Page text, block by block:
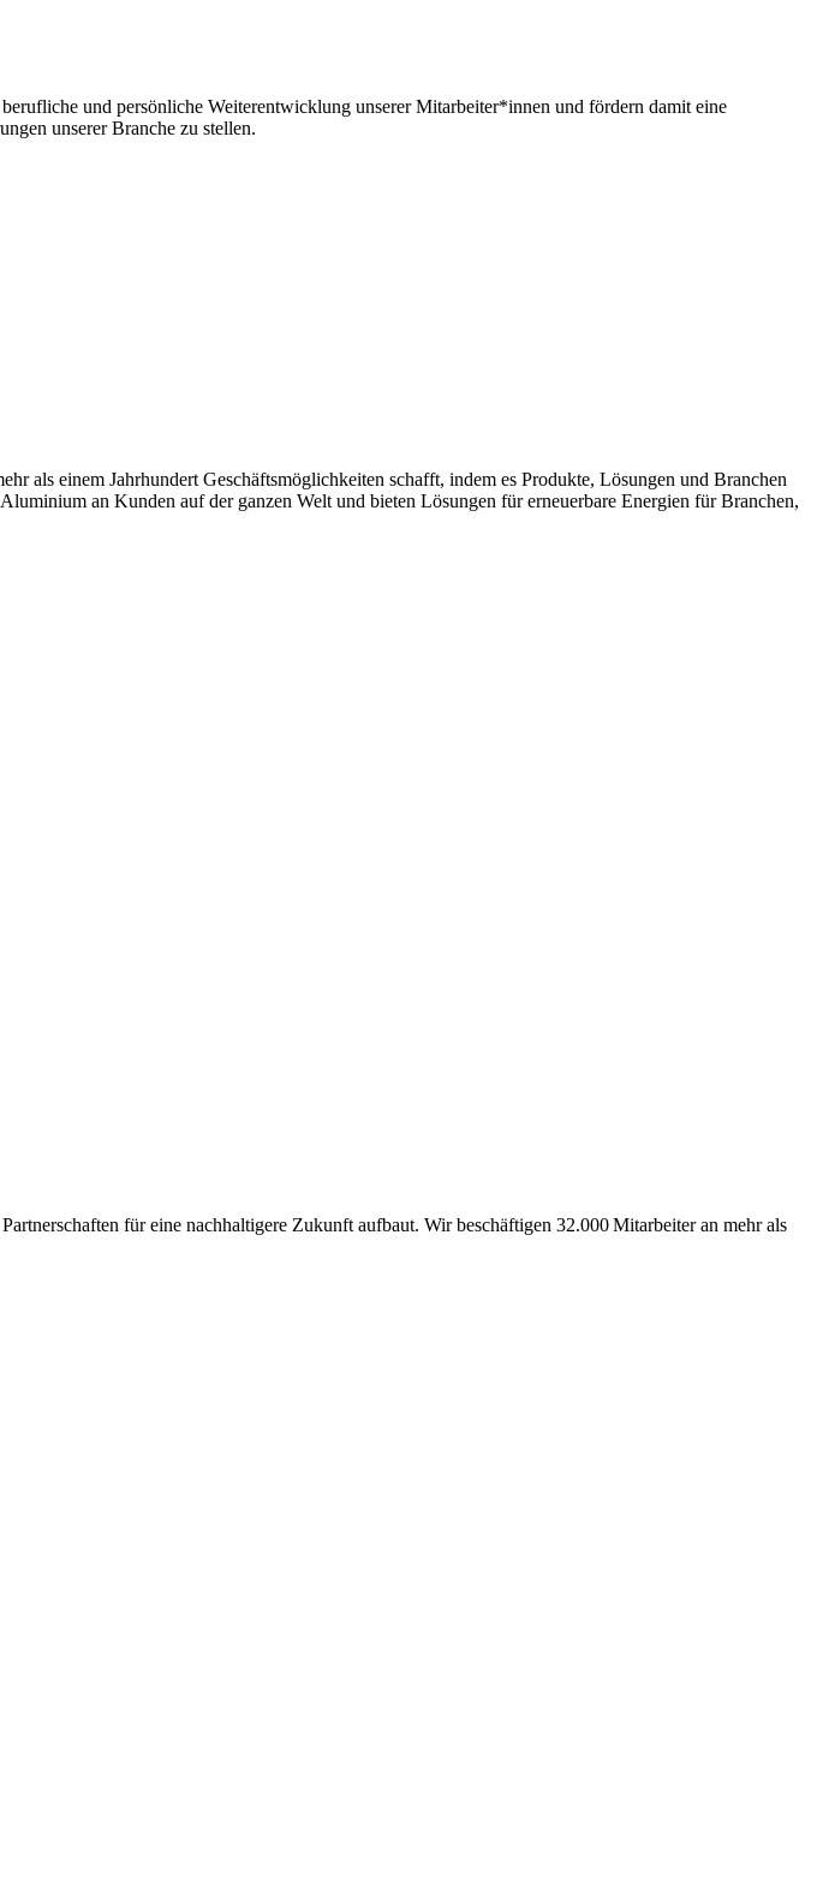
und persönliche Weiterentwicklung unserer Mitarbeiter*innen und fördern damit eine
unserer Branche zu stellen.
als einem Jahrhundert Geschäftsmöglichkeiten schafft, indem es Produkte, Lösungen und Branchen
an Kunden auf der ganzen Welt und bieten Lösungen für erneuerbare Energien für Branchen,
für eine nachhaltigere Zukunft aufbaut. Wir beschäftigen 32.000 Mitarbeiter an mehr als